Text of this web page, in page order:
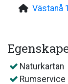
Västanå
Naturkartan
Rumservice